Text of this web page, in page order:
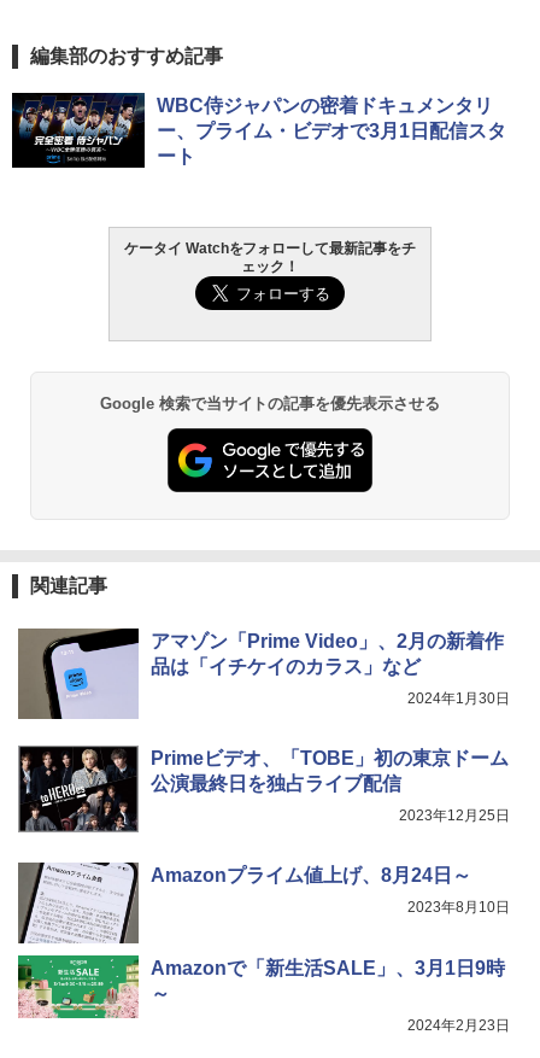
編集部のおすすめ記事
WBC侍ジャパンの密着ドキュメンタリ
ー、プライム・ビデオで3月1日配信スタ
ート
ケータイ Watchをフォローして最新記事をチ
ェック！
Google 検索で当サイトの記事を優先表示させる
関連記事
アマゾン「Prime Video」、2月の新着作
品は「イチケイのカラス」など
2024年1月30日
Primeビデオ、「TOBE」初の東京ドーム
公演最終日を独占ライブ配信
2023年12月25日
Amazonプライム値上げ、8月24日～
2023年8月10日
Amazonで「新生活SALE」、3月1日9時
～
2024年2月23日